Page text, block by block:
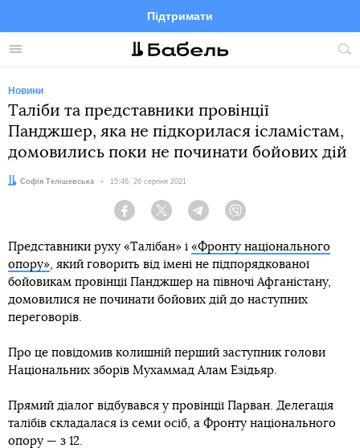
Меню
Підтримати
FacebookTelegramTwitter
Новини
Таліби та представники провінції
Панджшер, яка не підкорилася ісламістам,
домовились поки не починати бойових дій
Автор:
Софія Телішевська Дата:
15:46, 26 серпня 2021
Facebook Twitter Telegram
Представники руху «Талібан» і «Фронту національного
опору», який говорить від імені не підпорядкованої
бойовикам провінції Панджшер на півночі Афганістану,
домовилися не починати бойових дій до наступних
переговорів.
Про це повідомив колишній перший заступник голови
Національних зборів Мухаммад Алам Езідьяр.
Прямий діалог відбувався у провінції Парван. Делегація
талібів складалася із семи осіб, а Фронту національного
опору — з 12.